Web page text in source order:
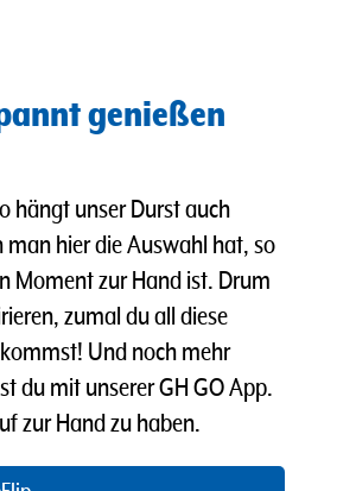
genießen
hängt unser Durst auch
hier die Auswahl hat, so
Moment zur Hand ist. Drum
zumal du all diese
Und noch mehr
du mit unserer GH GO App.
zur Hand zu haben.